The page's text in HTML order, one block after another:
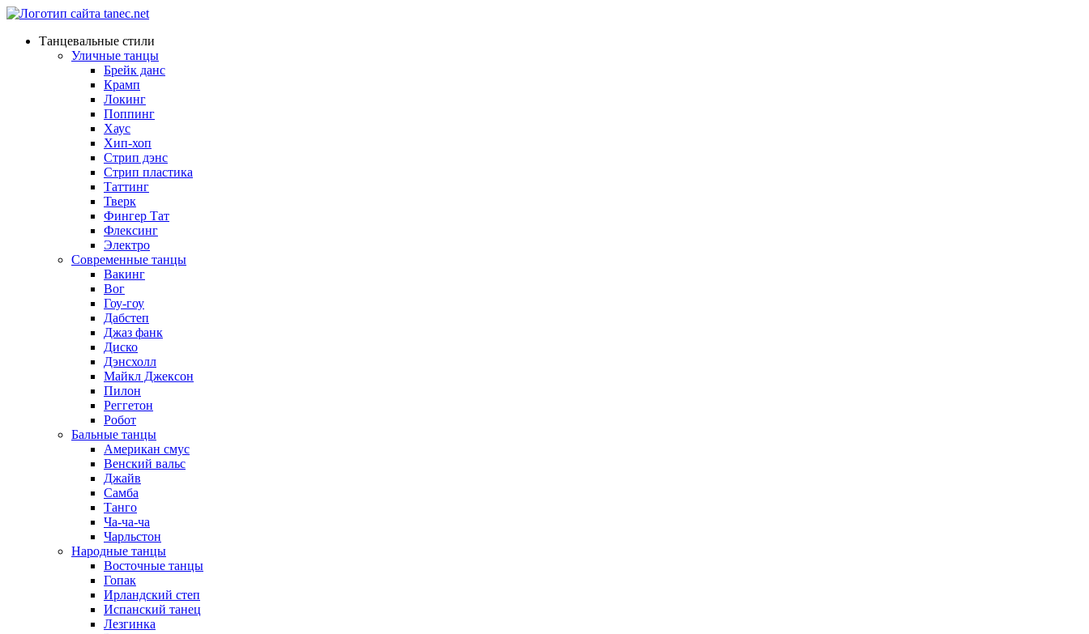
Танцевальные стили
Уличные танцы
Брейк данс
Крамп
Локинг
Поппинг
Хаус
Хип-хоп
Стрип дэнс
Стрип пластика
Таттинг
Тверк
Фингер Тат
Флексинг
Электро
Современные танцы
Вакинг
Вог
Гоу-гоу
Дабстеп
Джаз фанк
Диско
Дэнсхолл
Майкл Джексон
Пилон
Реггетон
Робот
Бальные танцы
Американ смус
Венский вальс
Джайв
Самба
Танго
Ча-ча-ча
Чарльстон
Народные танцы
Восточные танцы
Гопак
Ирландский степ
Испанский танец
Лезгинка